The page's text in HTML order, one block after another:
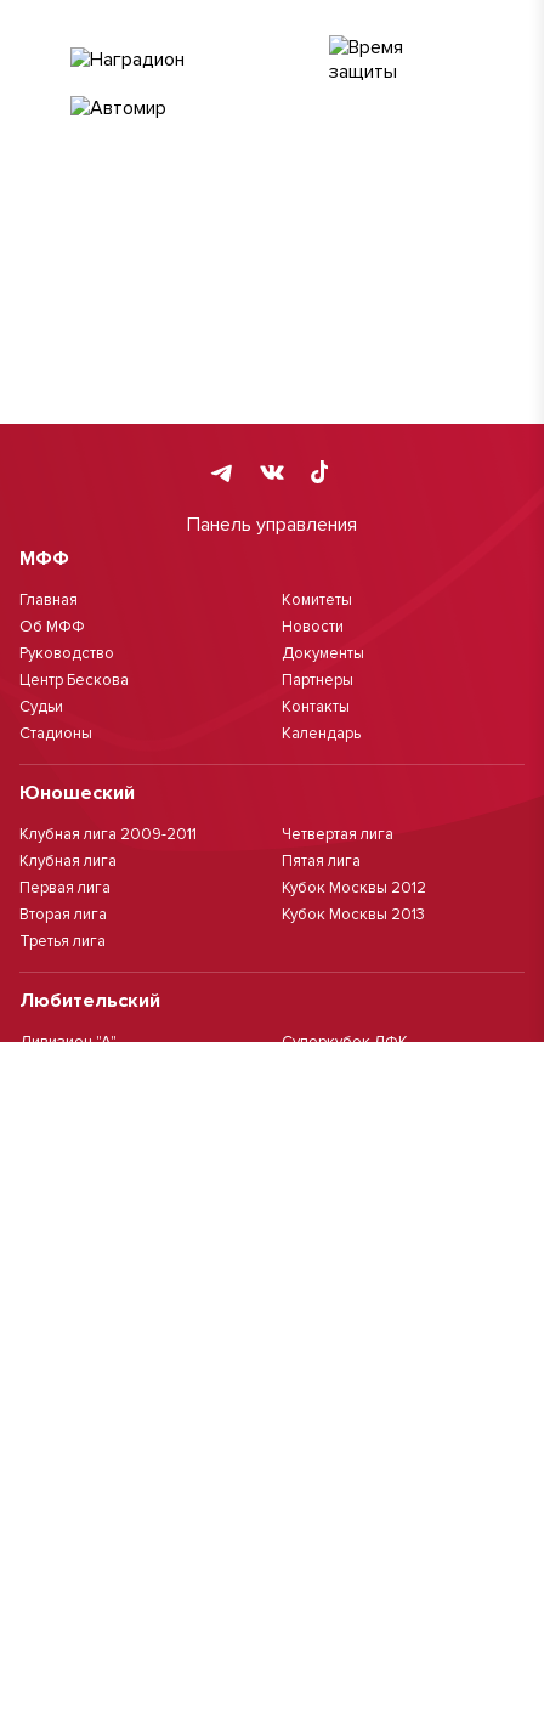
Панель управления
МФФ
Главная
Об МФФ
Руководство
Центр Бескова
Судьи
Стадионы
Комитеты
Новости
Документы
Партнеры
Контакты
Календарь
Юношеский
Клубная лига 2009-2011
Клубная лига
Первая лига
Вторая лига
Третья лига
Четвертая лига
Пятая лига
Кубок Москвы 2012
Кубок Москвы 2013
Любительский
Дивизион "А"
Суперкубок ЛФК